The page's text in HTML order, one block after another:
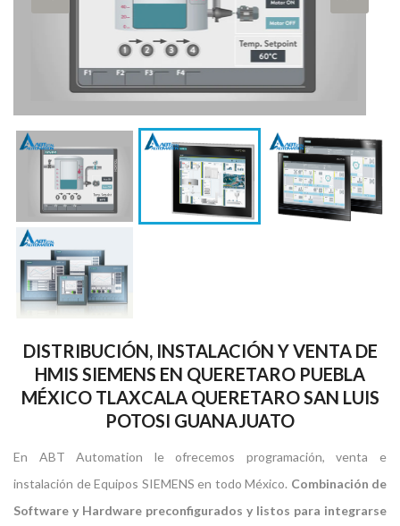
DISTRIBUCIÓN, INSTALACIÓN Y VENTA DE
HMIS SIEMENS EN QUERETARO PUEBLA
MÉXICO TLAXCALA QUERETARO SAN LUIS
POTOSI GUANAJUATO
En ABT Automation le ofrecemos programación, venta e
instalación de Equipos SIEMENS en todo México. Combinación de
Software y Hardware preconfigurados y listos para integrarse